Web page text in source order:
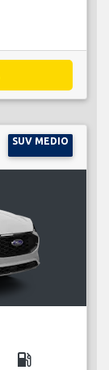
SUV MEDIO
local_gas_station